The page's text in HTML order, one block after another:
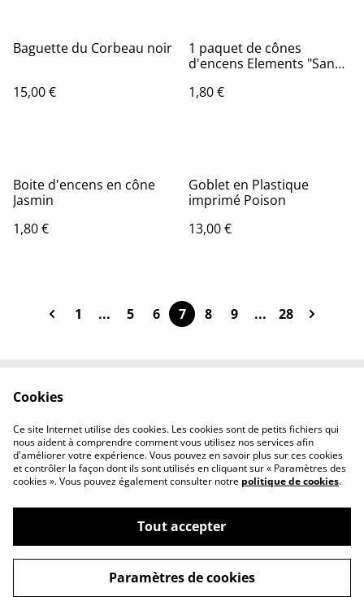
Baguette du Corbeau noir
15,00 €
1 paquet de cônes
d'encens Elements "Sang
1,80 €
Boite d'encens en cône
Jasmin
1,80 €
Goblet en Plastique
imprimé Poison
13,00 €
1 ... 5 6 7 8 9 ... 28
Privacy Policy
Cookie Policy
Conditions générales
©2026Le chaudron magique
powered by
Cookies
Ce site Internet utilise des cookies. Les cookies sont de petits fichiers qui
nous aident à comprendre comment vous utilisez nos services afin
d'améliorer votre expérience. Vous pouvez en savoir plus sur ces cookies
et contrôler la façon dont ils sont utilisés en cliquant sur « Paramètres des
cookies ». Vous pouvez également consulter notre politique de cookies.
Tout accepter
Paramètres de cookies